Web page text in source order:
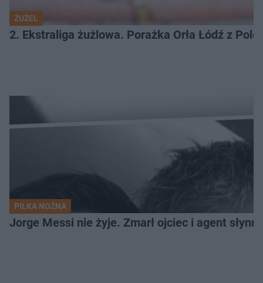
ŻUŻEL
2. Ekstraliga żużlowa. Porażka Orła Łódź z
PIŁKA NOŻNA
Jorge Messi nie żyje. Zmarł ojciec i agent